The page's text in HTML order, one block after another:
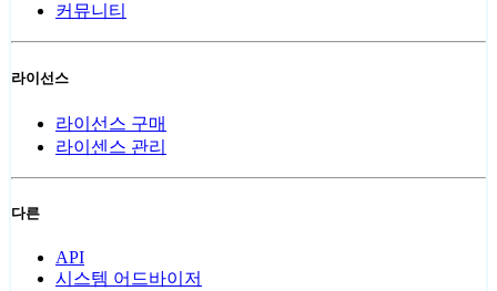
커뮤니티
라이선스
라이선스 구매
라이센스 관리
다른
API
시스템 어드바이저